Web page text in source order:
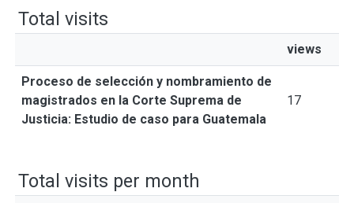
Total visits
views
Proceso de selección y nombramiento de
magistrados en la Corte Suprema de
Justicia: Estudio de caso para Guatemala
17
Total visits per month